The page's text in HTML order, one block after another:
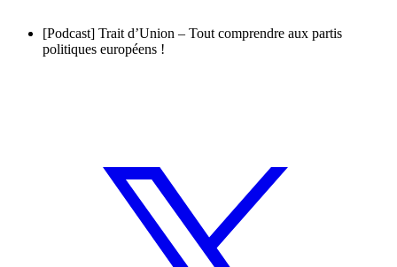
[Podcast] Trait d’Union – Tout comprendre aux partis
politiques européens !